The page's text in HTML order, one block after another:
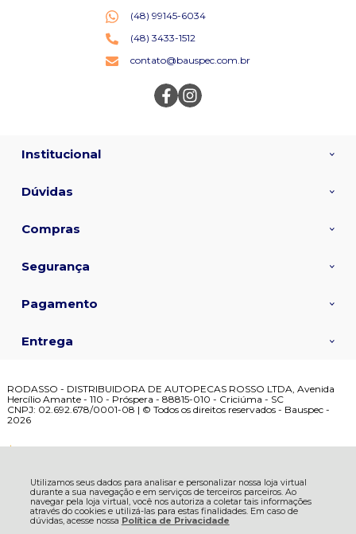
Utilizamos seus dados para analisar e personalizar nossa loja virtual
durante a sua navegação e em serviços de terceiros parceiros. Ao
navegar pela loja virtual, você nos autoriza a coletar tais informações
através do cookies e utilizá-las para estas finalidades. Em caso de
dúvidas, acesse nossa Política de Privacidade
(48) 99145-6034
(48) 3433-1512
contato@bauspec.com.br
Institucional
Dúvidas
Compras
Segurança
Pagamento
Entrega
RODASSO - DISTRIBUIDORA DE AUTOPECAS ROSSO LTDA, Avenida
Hercílio Amante - 110 - Próspera - 88815-010 - Criciúma - SC
CNPJ: 02.692.678/0001-08 | © Todos os direitos reservados - Bauspec -
2026
R$ 83,20